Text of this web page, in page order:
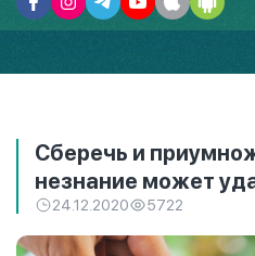
Сберечь и
незнание может
24.12.2020 5722